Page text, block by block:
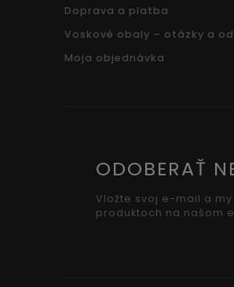
Doprava a platba
Voskové obaly – otázky a
Moja objednávka
ODOBERAŤ
Vložte svoj e-mail a
produktoch na našom